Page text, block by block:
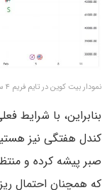
نمودار بیت کوین در تایم فریم ۴ ساعته – منبع: تریدینگ ویو
بنابراین، با شرایط
کندل هفتگی نیز
صبر پیشه کرده و
که همچنان احتمال ریزش تا